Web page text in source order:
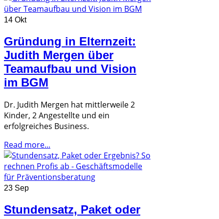
14 Okt
Gründung in Elternzeit:
Judith Mergen über
Teamaufbau und Vision
im BGM
Dr. Judith Mergen hat mittlerweile 2
Kinder, 2 Angestellte und ein
erfolgreiches Business.
Read more...
23 Sep
Stundensatz, Paket oder